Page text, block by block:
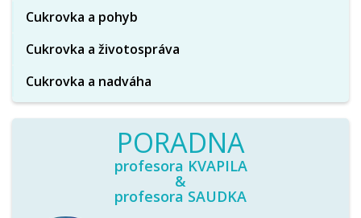
Cukrovka a pohyb
Cukrovka a životospráva
Cukrovka a nadváha
PORADNA
profesora KVAPILA
&
profesora SAUDKA